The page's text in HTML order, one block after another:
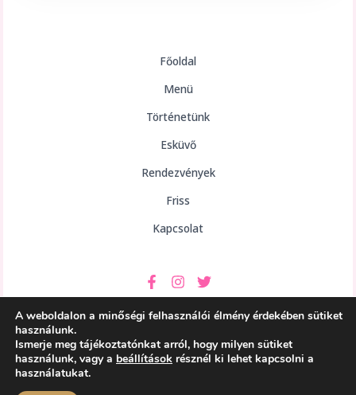
Főoldal
Menü
Történetünk
Esküvő
Rendezvények
Friss
Kapcsolat
Copyright © 2026 aHely Étterem
A weboldalon a minőségi felhasználói élmény érdekében sütiket
használunk.
Ismerje meg tájékoztatónkat arról, hogy milyen sütiket
használunk, vagy a beállítások résznél ki lehet kapcsolni a
használatukat.